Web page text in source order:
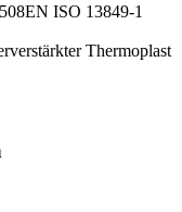
EN ISO 13849-1
Thermoplast